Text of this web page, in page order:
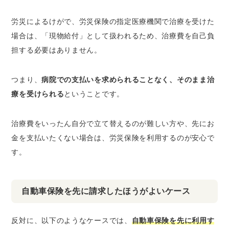
労災によるけがで、労災保険の指定医療機関で治療を受けた
場合は、「現物給付」として扱われるため、治療費を自己負
担する必要はありません。
つまり、病院での支払いを求められることなく、そのまま治
療を受けられるということです。
治療費をいったん自分で立て替えるのが難しい方や、先にお
金を支払いたくない場合は、労災保険を利用するのが安心で
す。
自動車保険を先に請求したほうがよいケース
反対に、以下のようなケースでは、 自動車保険を先に利用す